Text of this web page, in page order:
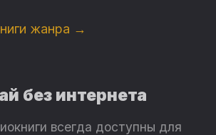
жанра →
без интернета
всегда доступны для